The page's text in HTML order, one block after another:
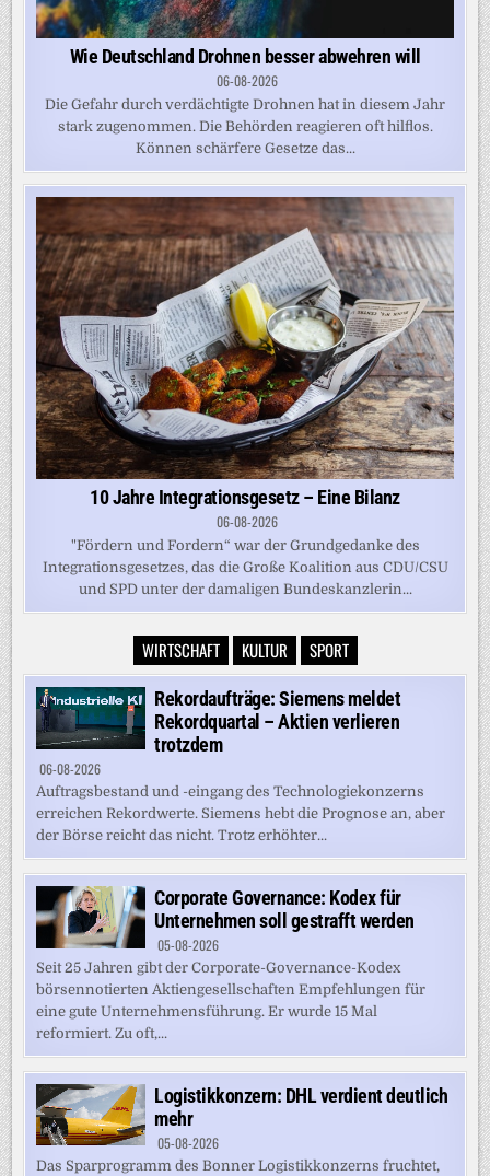
Wie Deutschland Drohnen besser abwehren will
06-08-2026
Die Gefahr durch verdächtigte Drohnen hat in diesem Jahr
stark zugenommen. Die Behörden reagieren oft hilflos.
Können schärfere Gesetze das...
10 Jahre Integrationsgesetz – Eine Bilanz
06-08-2026
"Fördern und Fordern“ war der Grundgedanke des
Integrationsgesetzes, das die Große Koalition aus CDU/CSU
und SPD unter der damaligen Bundeskanzlerin...
WIRTSCHAFT KULTUR SPORT
Rekordaufträge: Siemens meldet
Rekordquartal – Aktien verlieren
trotzdem
06-08-2026
Auftragsbestand und -eingang des Technologiekonzerns
erreichen Rekordwerte. Siemens hebt die Prognose an, aber
der Börse reicht das nicht. Trotz erhöhter...
Corporate Governance: Kodex für
Unternehmen soll gestrafft werden
05-08-2026
Seit 25 Jahren gibt der Corporate-Governance-Kodex
börsennotierten Aktiengesellschaften Empfehlungen für
eine gute Unternehmensführung. Er wurde 15 Mal
reformiert. Zu oft,...
Logistikkonzern: DHL verdient deutlich
mehr
05-08-2026
Das Sparprogramm des Bonner Logistikkonzerns fruchtet,